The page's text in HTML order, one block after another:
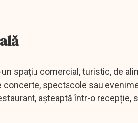
spațiu comercial, turistic, de
spectacole sau
așteaptă într-o recepție,